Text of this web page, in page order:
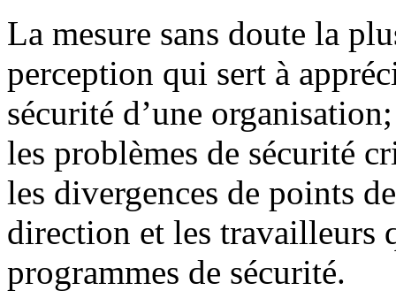
La mesure sans doute la
perception qui sert à
sécurité d’une
les problèmes de sécurité
les divergences de points
direction et les travailleurs
programmes de sécurité.